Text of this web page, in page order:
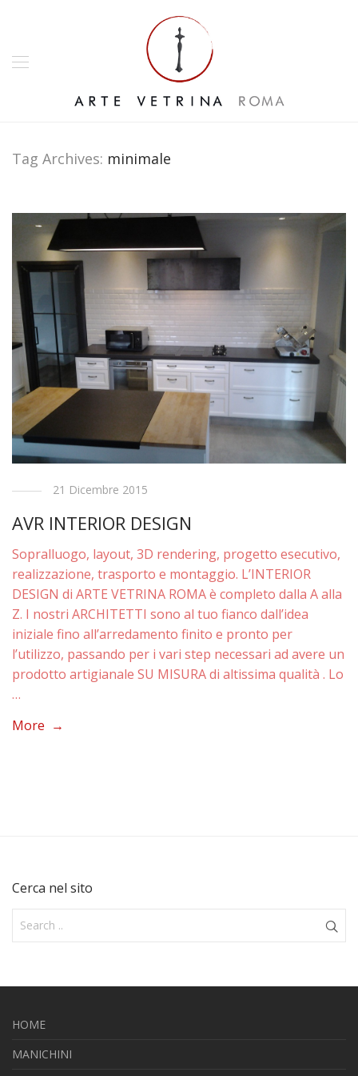
Tag Archives: minimale
21 Dicembre 2015
AVR INTERIOR DESIGN
Sopralluogo, layout, 3D rendering, progetto esecutivo,
realizzazione, trasporto e montaggio. L’INTERIOR
DESIGN di ARTE VETRINA ROMA è completo dalla A alla
Z. I nostri ARCHITETTI sono al tuo fianco dall’idea
iniziale fino all’arredamento finito e pronto per
l’utilizzo, passando per i vari step necessari ad avere un
prodotto artigianale SU MISURA di altissima qualità . Lo
…
More →
Cerca nel sito
HOME
MANICHINI